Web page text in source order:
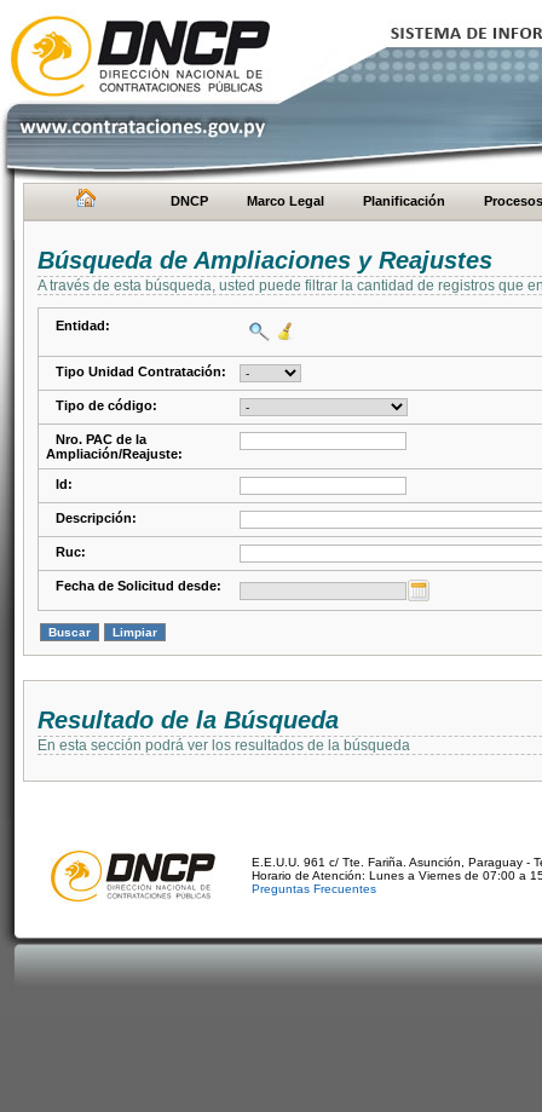
DNCP Marco Legal Planificación Procesos
Búsqueda de Ampliaciones y Reajustes
A través de esta búsqueda, usted puede filtrar la cantidad de registros que
Entidad:
Tipo Unidad Contratación:
Tipo de código:
Nro. PAC de la
Ampliación/Reajuste:
Id:
Descripción:
Ruc:
Fecha de Solicitud desde:
Resultado de la Búsqueda
En esta sección podrá ver los resultados de la búsqueda
E.E.U.U. 961 c/ Tte. Fariña. Asunción, Paraguay -
Horario de Atención: Lunes a Viernes de 07:00 a
Preguntas Frecuentes